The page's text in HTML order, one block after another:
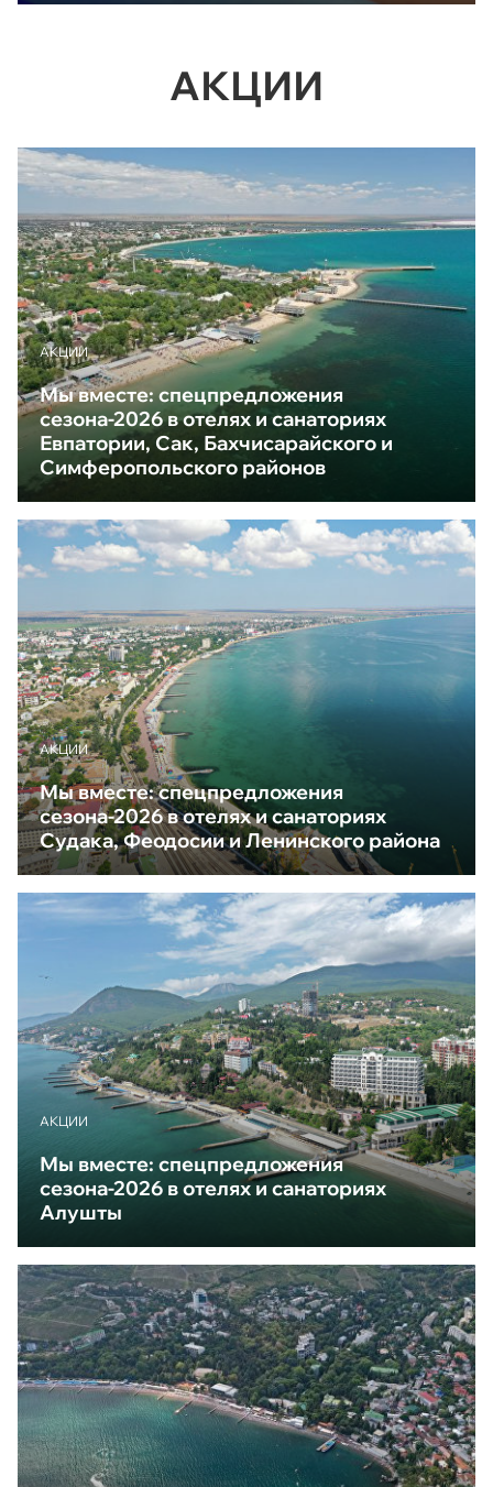
АКЦИИ
АКЦИИ
Мы вместе: спецпредложения
сезона-2026 в отелях и санаториях
Евпатории, Сак, Бахчисарайского и
Симферопольского районов
АКЦИИ
Мы вместе: спецпредложения
сезона-2026 в отелях и санаториях
Судака, Феодосии и Ленинского района
АКЦИИ
Мы вместе: спецпредложения
сезона-2026 в отелях и санаториях
Алушты